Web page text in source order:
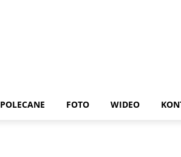
POLECANE FOTO WIDEO